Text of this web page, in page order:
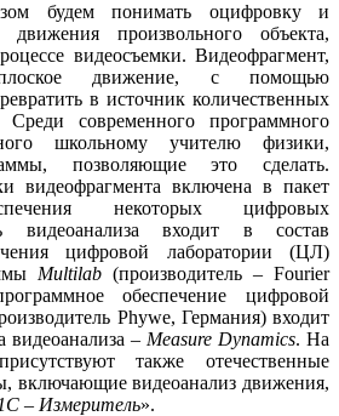
будем понимать оцифровку и
произвольного объекта,
видеосъемки. Видеофрагмент,
движение, с помощью
в источник количественных
современного программного
школьному учителю физики,
позволяющие это сделать.
видеофрагмента включена в пакет
некоторых цифровых
видеоанализа входит в состав
цифровой лаборатории (ЦЛ)
Multilab (производитель – Fourier
обеспечение цифровой
Phywe, Германия) входит
видеоанализа – Measure Dynamics. На
также отечественные
включающие видеоанализ движения,
1С – Измеритель».